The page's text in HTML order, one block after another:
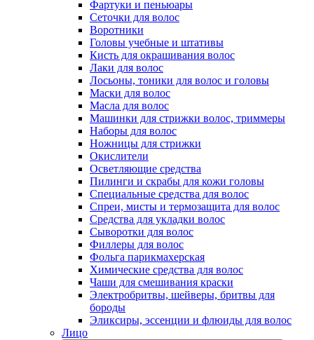
Фартуки и пеньюары
Сеточки для волос
Воротники
Головы учебные и штативы
Кисть для окрашивания волос
Лаки для волос
Лосьоны, тоники для волос и головы
Маски для волос
Масла для волос
Машинки для стрижки волос, триммеры
Наборы для волос
Ножницы для стрижки
Окислители
Осветляющие средства
Пилинги и скрабы для кожи головы
Специальные средства для волос
Спреи, мисты и термозащита для волос
Средства для укладки волос
Сыворотки для волос
Филлеры для волос
Фольга парикмахерская
Химические средства для волос
Чаши для смешивания краски
Электробритвы, шейверы, бритвы для
бороды
Эликсиры, эссенции и флюиды для волос
Лицо